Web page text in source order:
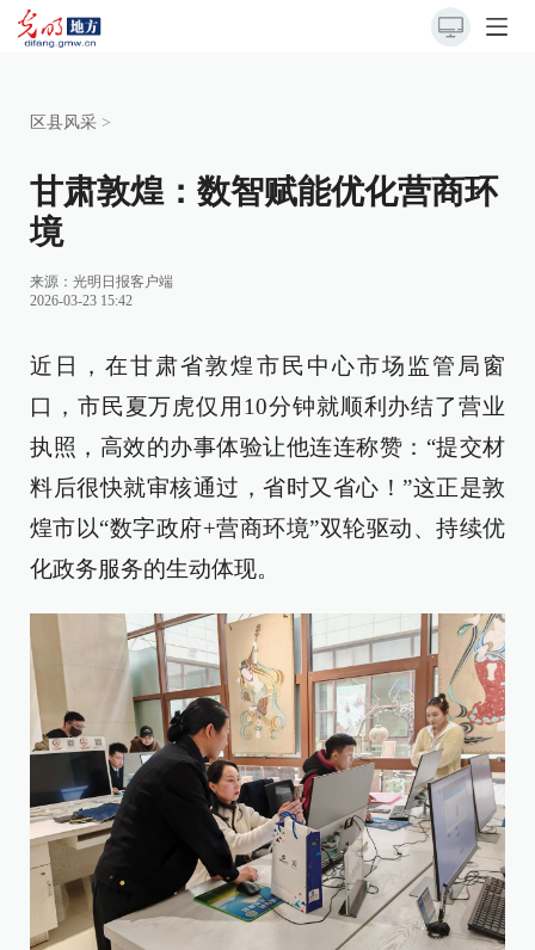
区县风采 >
甘肃敦煌：数智赋能优化营商环
境
来源： 光明日报客户端
2026-03-23 15:42
近日，在甘肃省敦煌市民中心市场监管局窗
口，市民夏万虎仅用10分钟就顺利办结了营业
执照，高效的办事体验让他连连称赞：“提交材
料后很快就审核通过，省时又省心！”这正是敦
煌市以“数字政府+营商环境”双轮驱动、持续优
化政务服务的生动体现。